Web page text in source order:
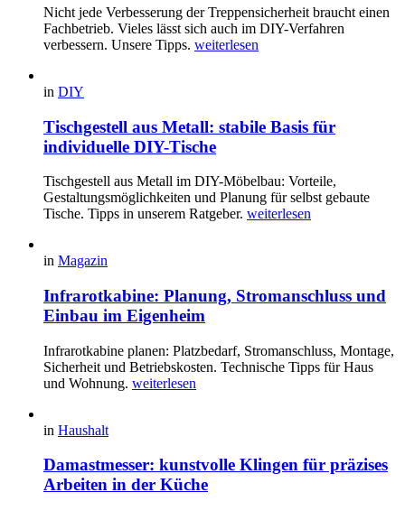
Nicht jede Verbesserung der Treppensicherheit braucht einen
Fachbetrieb. Vieles lässt sich auch im DIY-Verfahren
verbessern. Unsere Tipps. weiterlesen
in DIY
Tischgestell aus Metall: stabile Basis für
individuelle DIY-Tische
Tischgestell aus Metall im DIY-Möbelbau: Vorteile,
Gestaltungsmöglichkeiten und Planung für selbst gebaute
Tische. Tipps in unserem Ratgeber. weiterlesen
in Magazin
Infrarotkabine: Planung, Stromanschluss und
Einbau im Eigenheim
Infrarotkabine planen: Platzbedarf, Stromanschluss, Montage,
Sicherheit und Betriebskosten. Technische Tipps für Haus
und Wohnung. weiterlesen
in Haushalt
Damastmesser: kunstvolle Klingen für präzises
Arbeiten in der Küche